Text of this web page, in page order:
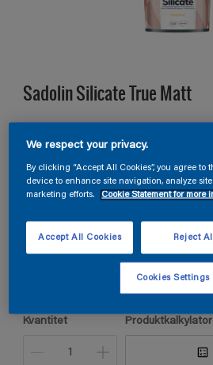
Sadolin Silicate True Matt
Förpackningsstorlek
5L
Kvantitet Produktkalkylator
We respect your privacy.
By clicking “Accept All Cookies”, you agree to
device to enhance site navigation, analyze
marketing efforts.
Cookie Statement for more
Reject All
Accept All Cookies
Cookies Settings